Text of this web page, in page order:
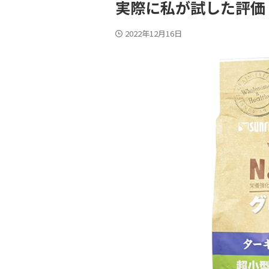
実際に私が試した評
2022年12月16日